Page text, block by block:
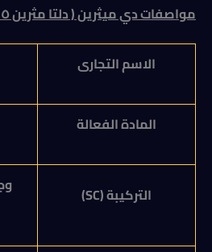
مواصفات دي ميثرين ( دلتا مثرين ٥٪ SC) :
الاسم التجارى
المادة الفعالة
التركيبة (SC
)